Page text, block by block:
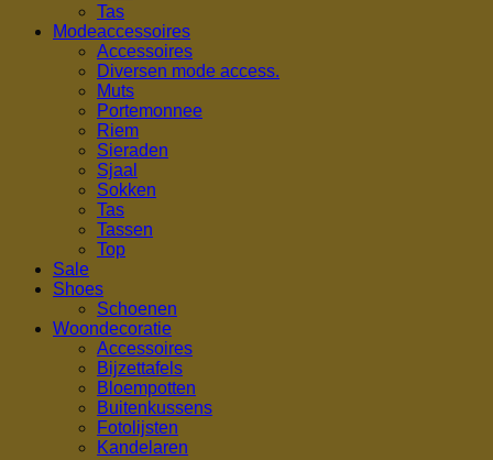
Tas
Modeaccessoires
Accessoires
Diversen mode access.
Muts
Portemonnee
Riem
Sieraden
Sjaal
Sokken
Tas
Tassen
Top
Sale
Shoes
Schoenen
Woondecoratie
Accessoires
Bijzettafels
Bloempotten
Buitenkussens
Fotolijsten
Kandelaren